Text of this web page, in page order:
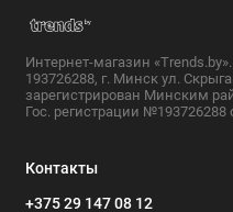
Интернет-магазин
193726288, г. Минск ул.
зарегистрирован Минским
Гос. регистрации №193726288
Контакты
+375 29 147 08 12